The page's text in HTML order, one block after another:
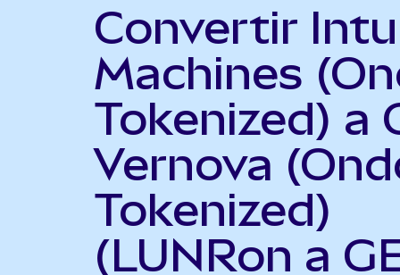
Convertir
Machines
Tokenized) a
Vernova
Tokenized)
(LUNRon a